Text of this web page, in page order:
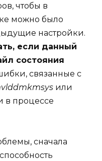
чтобы в
можно было
настройки.
если данный
состояния
связанные с
или
в процессе
сначала